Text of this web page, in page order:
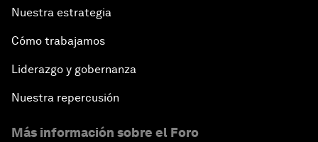
Nuestra estrategia
Cómo trabajamos
Liderazgo y gobernanza
Nuestra repercusión
Más información sobre el Foro